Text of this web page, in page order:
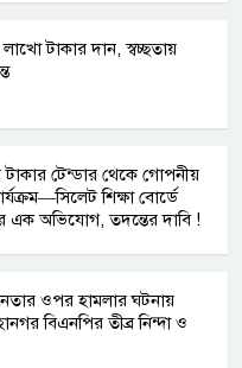
লাখো টাকার দান, স্বচ্ছতায়
টেন্ডার থেকে গোপনীয়
শিক্ষা বোর্ডে
অভিযোগ, তদন্তের দাবি !
ওপর হামলার ঘটনায়
বিএনপির তীব্র নিন্দা ও